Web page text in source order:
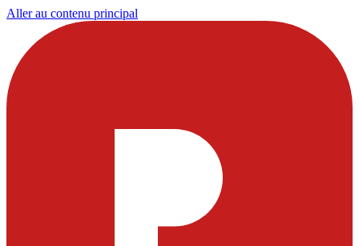
Aller au contenu principal